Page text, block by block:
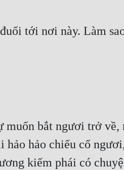
tới nơi này. Làm
muốn bắt ngươi trở
hảo chiếu cố
kiếm phái có